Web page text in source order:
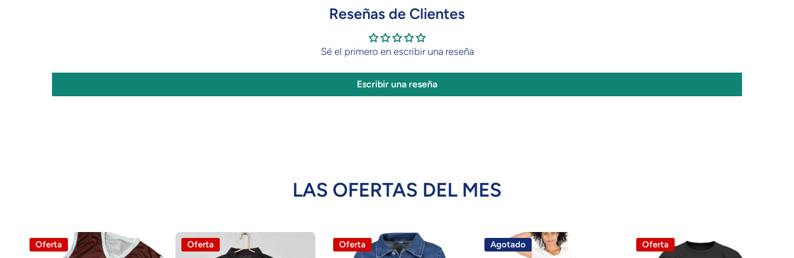
Reseñas de Clientes
Sé el primero en escribir una reseña
Escribir una reseña
LAS OFERTAS DEL MES
Oferta Oferta Oferta Agotado Oferta